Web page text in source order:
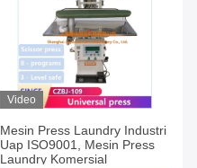
Video
Mesin Press Laundry Industri
Uap ISO9001, Mesin Press
Laundry Komersial